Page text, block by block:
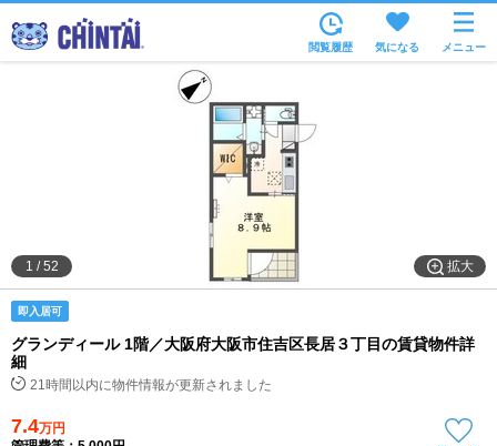
住所から
家賃相場から
通勤通学時間から
物件特集から
不動産会社から
閲覧履歴 気になる メニュー
拡大
1 /52
即入居可
グランディール 1階／大阪府大阪市住吉区長居３丁目の賃貸物件詳
細
21時間以内に物件情報が更新されました
7.4万円